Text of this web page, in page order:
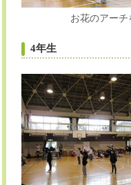
お花のアーチ
4年生